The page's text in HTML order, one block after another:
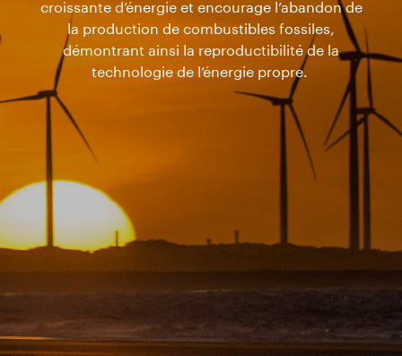
croissante d’énergie et encourage l’abandon de
la production de combustibles fossiles,
démontrant ainsi la reproductibilité de la
technologie de l’énergie propre.